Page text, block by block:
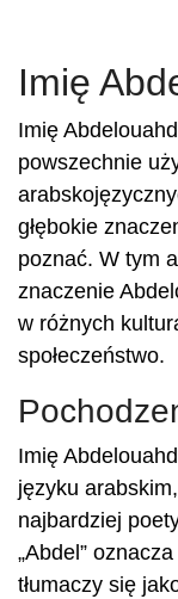
Imię
Imię
powszechnie
głębokie
poznać. W tym
znaczenie
w różnych
społeczeństwo.
Imię
języku
najbardziej
„Abdel” oznacza
tłumaczy się